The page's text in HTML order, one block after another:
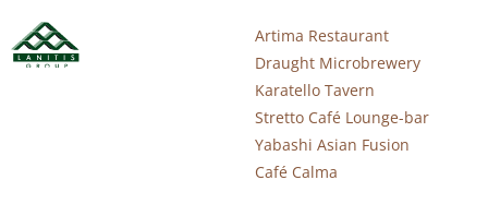
Artima Restaurant
Draught Microbrewery
Karatello Tavern
Stretto Café Lounge-bar
Yabashi Asian Fusion
Café Calma